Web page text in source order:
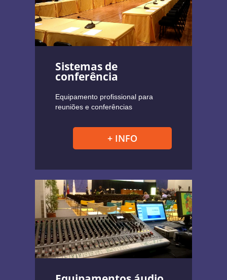
Sistemas de
conferência
Equipamento profissional para
reuniões e conferências
+ INFO